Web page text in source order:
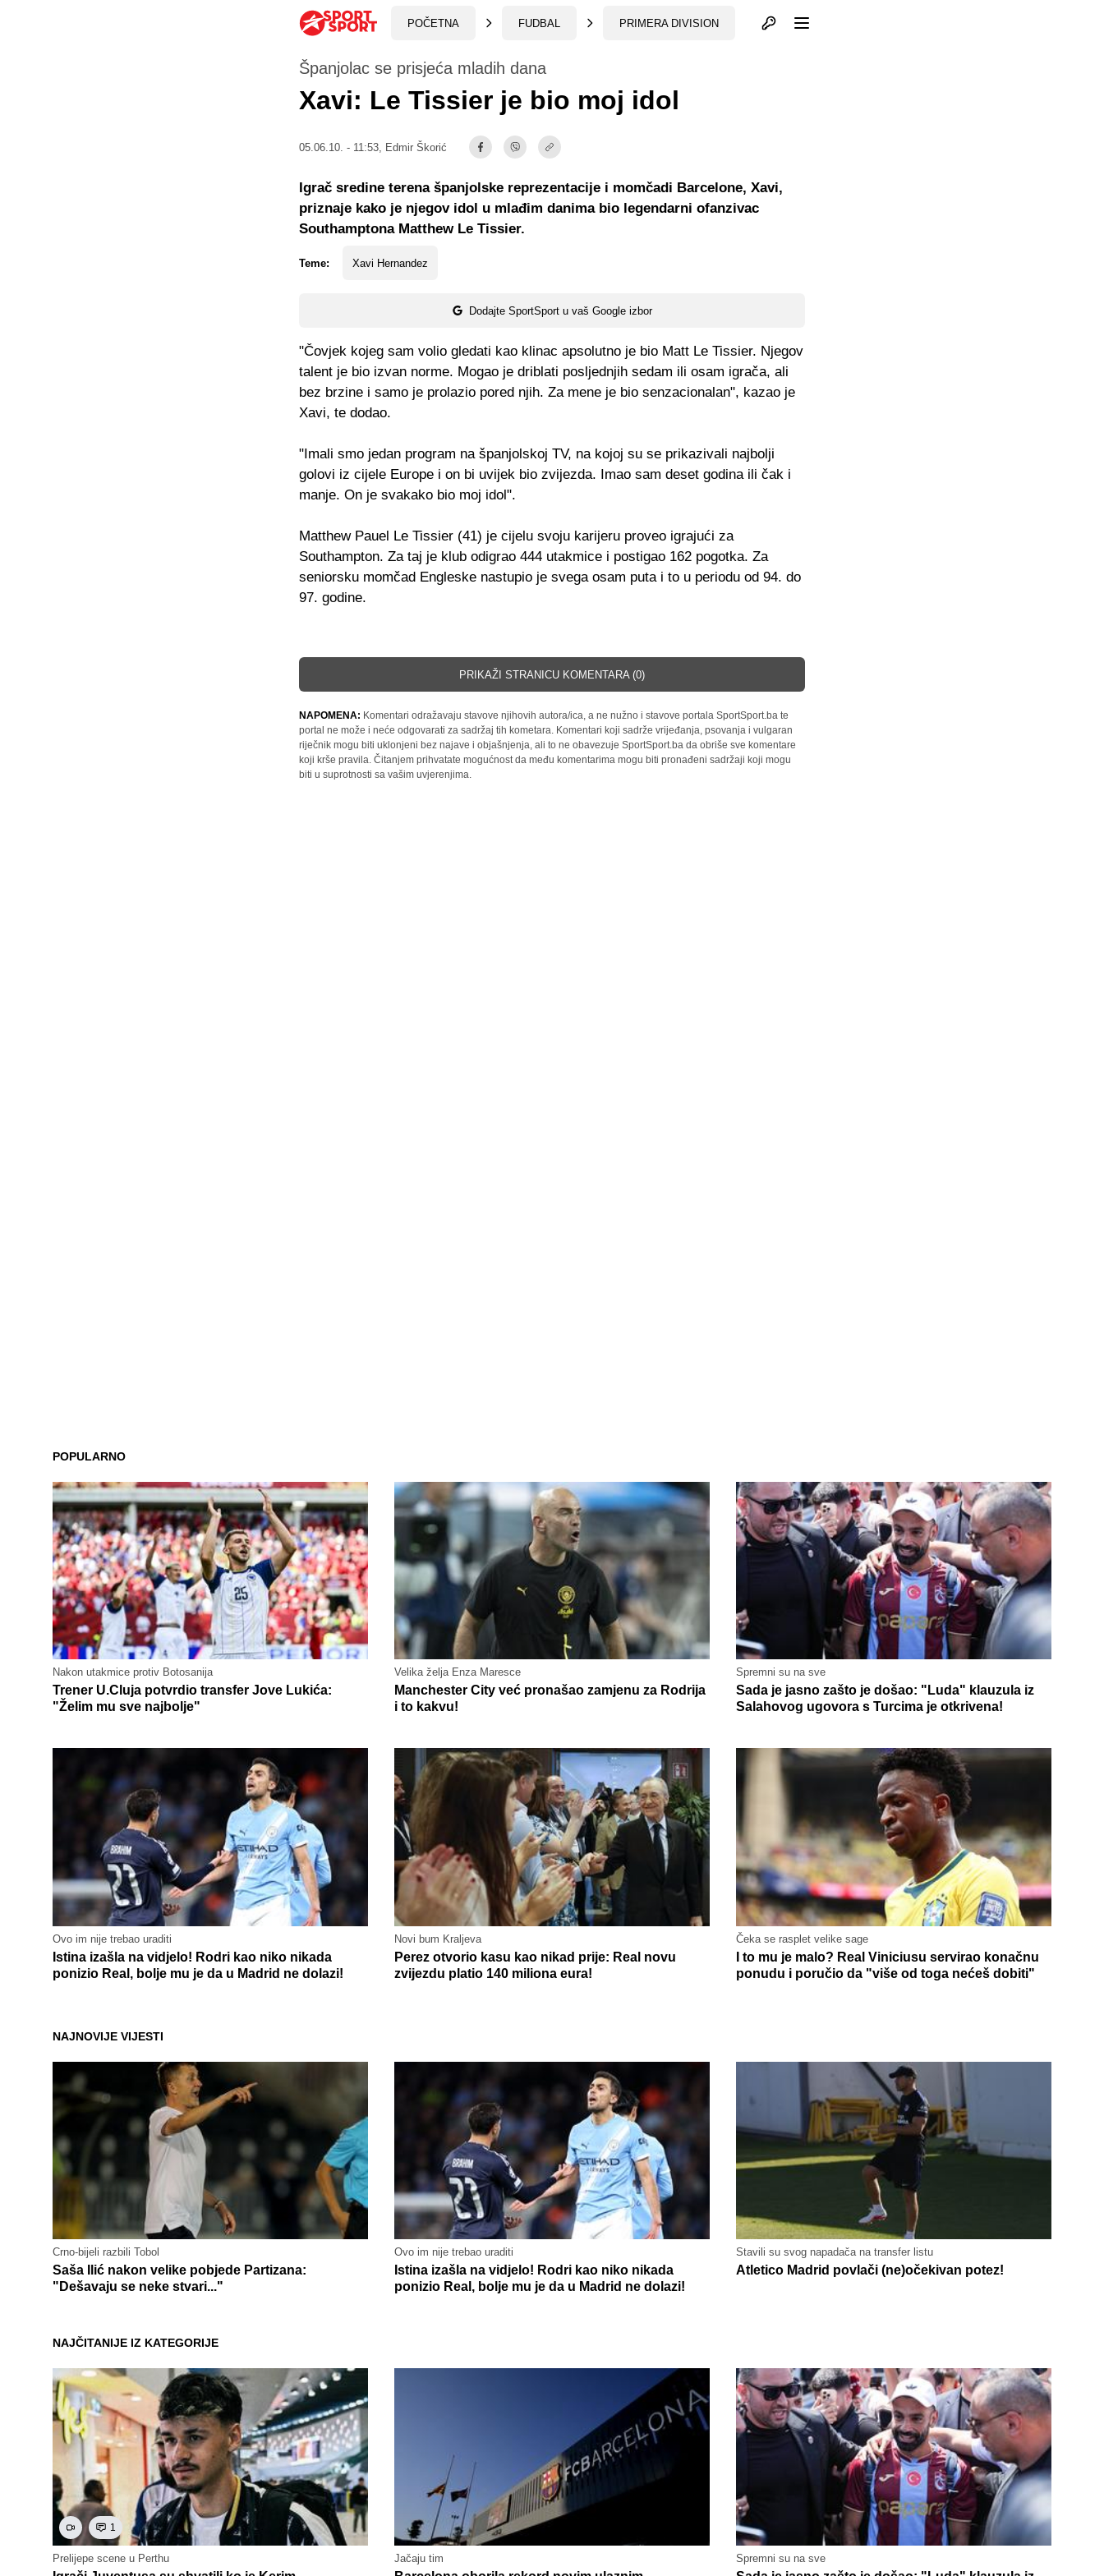
POČETNA FUDBAL PRIMERA DIVISION Otvori profil
Španjolac se prisjeća mladih dana
Xavi: Le Tissier je bio moj idol
05.06.10. - 11:53, Edmir Škorić
Teme: Xavi Hernandez
Dodajte SportSport u vaš Google izbor
Igrač sredine terena španjolske reprezentacije i momčadi Barcelone, Xavi,
priznaje kako je njegov idol u mlađim danima bio legendarni ofanzivac
Southamptona Matthew Le Tissier.
"Čovjek kojeg sam volio gledati kao klinac apsolutno je bio Matt Le Tissier. Njegov
talent je bio izvan norme. Mogao je driblati posljednjih sedam ili osam igrača, ali
bez brzine i samo je prolazio pored njih. Za mene je bio senzacionalan", kazao je
Xavi, te dodao.
"Imali smo jedan program na španjolskoj TV, na kojoj su se prikazivali najbolji
golovi iz cijele Europe i on bi uvijek bio zvijezda. Imao sam deset godina ili čak i
manje. On je svakako bio moj idol".
Matthew Pauel Le Tissier (41) je cijelu svoju karijeru proveo igrajući za
Southampton. Za taj je klub odigrao 444 utakmice i postigao 162 pogotka. Za
seniorsku momčad Engleske nastupio je svega osam puta i to u periodu od 94. do
97. godine.
PRIKAŽI STRANICU KOMENTARA (0)
NAPOMENA: Komentari odražavaju stavove njihovih autora/ica, a ne nužno i stavove portala SportSport.ba te
portal ne može i neće odgovarati za sadržaj tih kometara. Komentari koji sadrže vrijeđanja, psovanja i vulgaran
riječnik mogu biti uklonjeni bez najave i objašnjenja, ali to ne obavezuje SportSport.ba da obriše sve komentare
koji krše pravila. Čitanjem prihvatate mogućnost da među komentarima mogu biti pronađeni sadržaji koji mogu
biti u suprotnosti sa vašim uvjerenjima.
POPULARNO
Nakon utakmice protiv Botosanija
Trener U.Cluja potvrdio transfer Jove Lukića:
"Želim mu sve najbolje"
Velika želja Enza Maresce
Manchester City već pronašao zamjenu za Rodrija
i to kakvu!
Spremni su na sve
Sada je jasno zašto je došao: "Luda" klauzula iz
Salahovog ugovora s Turcima je otkrivena!
Ovo im nije trebao uraditi
Istina izašla na vidjelo! Rodri kao niko nikada
ponizio Real, bolje mu je da u Madrid ne dolazi!
Novi bum Kraljeva
Perez otvorio kasu kao nikad prije: Real novu
zvijezdu platio 140 miliona eura!
Čeka se rasplet velike sage
I to mu je malo? Real Viniciusu servirao konačnu
ponudu i poručio da "više od toga nećeš dobiti"
NAJNOVIJE VIJESTI
Crno-bijeli razbili Tobol
Saša Ilić nakon velike pobjede Partizana:
"Dešavaju se neke stvari..."
Ovo im nije trebao uraditi
Istina izašla na vidjelo! Rodri kao niko nikada
ponizio Real, bolje mu je da u Madrid ne dolazi!
Stavili su svog napadača na transfer listu
Atletico Madrid povlači (ne)očekivan potez!
NAJČITANIJE IZ KATEGORIJE
1
Prelijepe scene u Perthu Jačaju tim Spremni su na sve